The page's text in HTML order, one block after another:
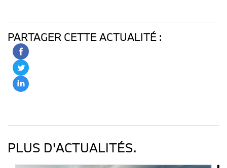
PARTAGER CETTE ACTUALITÉ :
PLUS D'ACTUALITÉS.